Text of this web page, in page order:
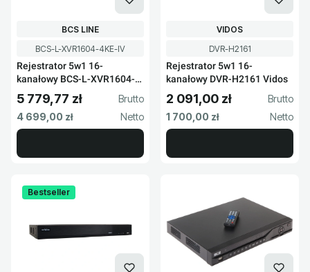
Kod produktu
BCS-L-XVR1604-4KE-IV
Rejestrator 5w1 16-
kanałowy BCS-L-XVR1604-
4KE-IV
PRODUCENT
BCS LINE
Cena brutto
5 779,77 zł
Cena netto
4 699,00 zł
Kod produktu
DVR-H2161
Rejestrator 5w1 16-
kanałowy DVR-H2161 Vidos
PRODUCENT
VIDOS
Cena brutto
2 091,00 zł
Cena netto
1 700,00 zł
Bestseller